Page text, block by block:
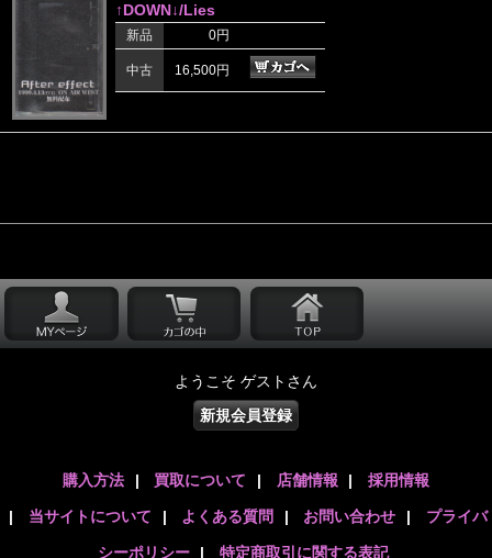
↑DOWN↓/Lies
新品 0円
中古 16,500円
ようこそ ゲストさん
新規会員登録
購入方法 | 買取について | 店舗情報 | 採用情報
| 当サイトについて | よくある質問 | お問い合わせ | プライバ
シーポリシー | 特定商取引に関する表記